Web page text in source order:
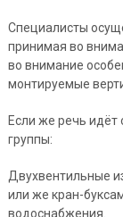
Специалисты
принимая во
во внимание
монтируемые
Если же речь идёт
группы:
Двухвентильные
или же кран-
водоснабжения.